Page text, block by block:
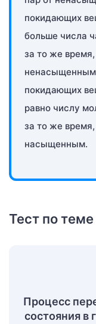
покидающих
больше числа
за то же
покидающих
равно числу
за то же
насыщенным.
Тест по теме
Процесс
состояния в